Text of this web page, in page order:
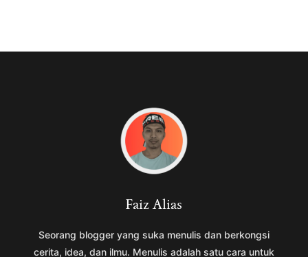
Faiz Alias
Seorang blogger yang suka menulis dan berkongsi
cerita, idea, dan ilmu. Menulis adalah satu cara untuk